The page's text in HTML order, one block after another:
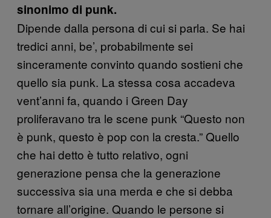
sinonimo di punk.
Dipende dalla persona di cui si parla. Se hai
tredici anni, be’, probabilmente sei
sinceramente convinto quando sostieni che
quello sia punk. La stessa cosa accadeva
vent’anni fa, quando i Green Day
proliferavano tra le scene punk “Questo non
è punk, questo è pop con la cresta.” Quello
che hai detto è tutto relativo, ogni
generazione pensa che la generazione
successiva sia una merda e che si debba
tornare all’origine. Quando le persone si